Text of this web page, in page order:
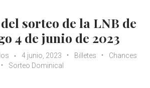
sorteo de la LNB de
4 de junio de 2023
4 junio, 2023 Billetes
Chances
Sorteo Dominical